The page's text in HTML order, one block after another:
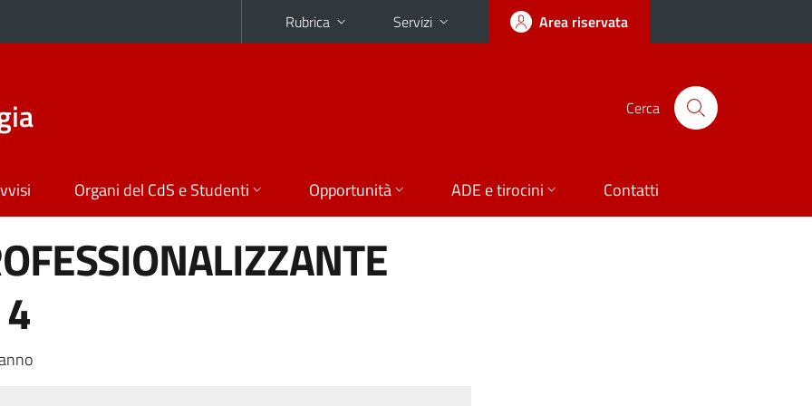
Rubrica Servizi Area riservata
Cerca
Organi del CdS e Studenti Opportunità ADE e tirocini Contatti